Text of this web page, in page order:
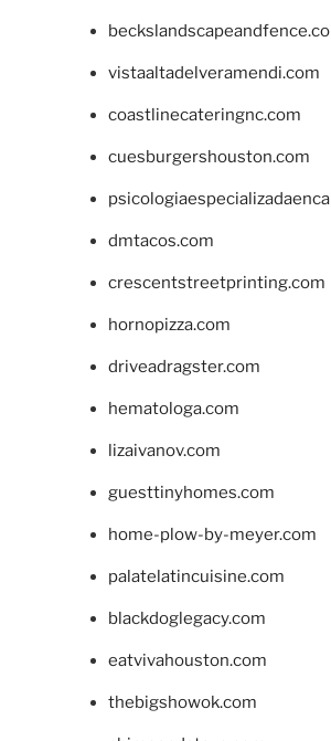
vistaaltadelveramendi.com
coastlinecateringnc.com
cuesburgershouston.com
dmtacos.com
crescentstreetprinting.com
hornopizza.com
driveadragster.com
hematologa.com
lizaivanov.com
guesttinyhomes.com
home-plow-by-meyer.com
palatelatincuisine.com
blackdoglegacy.com
eatvivahouston.com
thebigshowok.com